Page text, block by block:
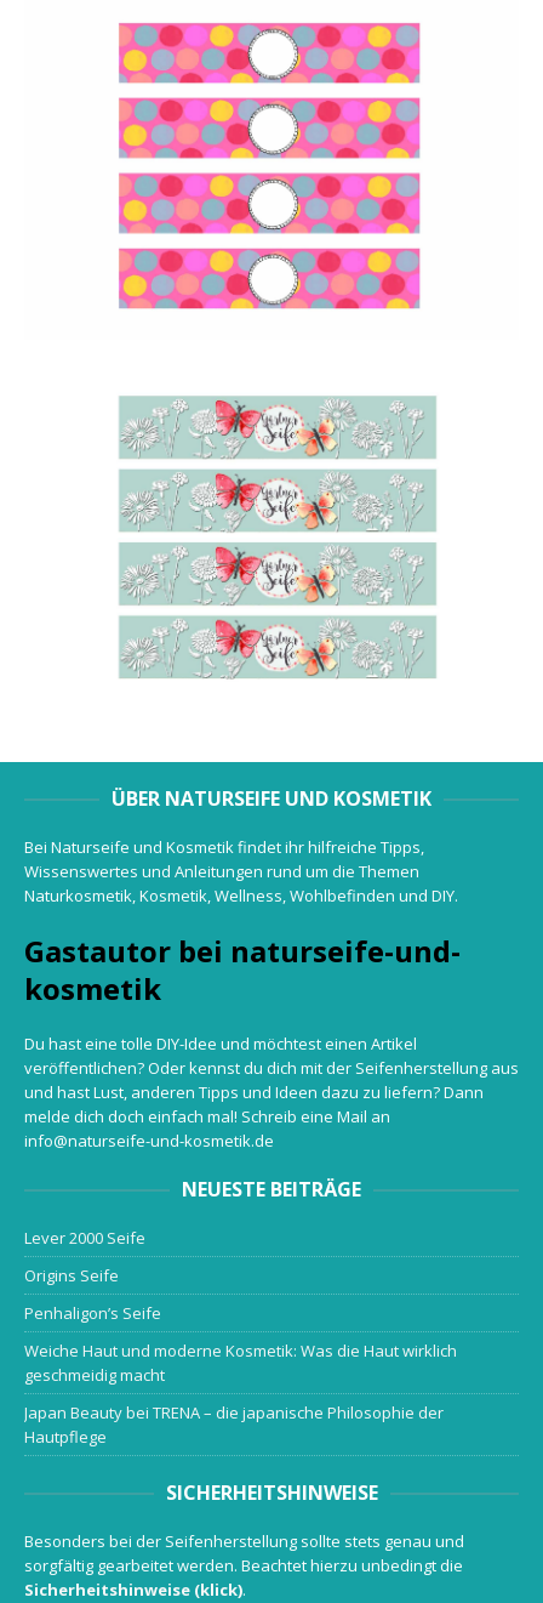
ÜBER NATURSEIFE UND KOSMETIK
Bei Naturseife und Kosmetik findet ihr hilfreiche Tipps,
Wissenswertes und Anleitungen rund um die Themen
Naturkosmetik, Kosmetik, Wellness, Wohlbefinden und DIY.
Gastautor bei naturseife-und-
kosmetik
Du hast eine tolle DIY-Idee und möchtest einen Artikel
veröffentlichen? Oder kennst du dich mit der Seifenherstellung aus
und hast Lust, anderen Tipps und Ideen dazu zu liefern? Dann
melde dich doch einfach mal! Schreib eine Mail an
info@naturseife-und-kosmetik.de
NEUESTE BEITRÄGE
Lever 2000 Seife
Origins Seife
Penhaligon’s Seife
Weiche Haut und moderne Kosmetik: Was die Haut wirklich
geschmeidig macht
Japan Beauty bei TRENA – die japanische Philosophie der
Hautpflege
SICHERHEITSHINWEISE
Besonders bei der Seifenherstellung sollte stets genau und
sorgfältig gearbeitet werden. Beachtet hierzu unbedingt die
Sicherheitshinweise (klick).